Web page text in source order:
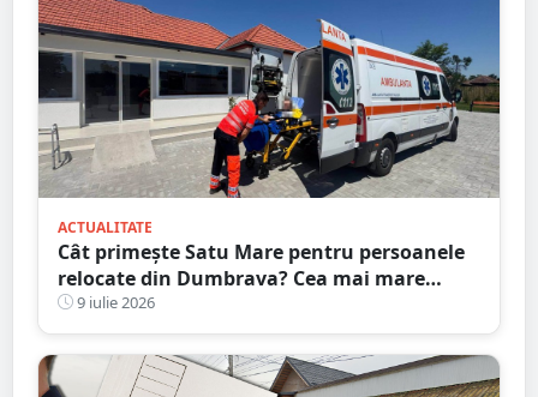
ACTUALITATE
Cât primește Satu Mare pentru persoanele
relocate din Dumbrava? Cea mai mare
alocare din țară
9 iulie 2026